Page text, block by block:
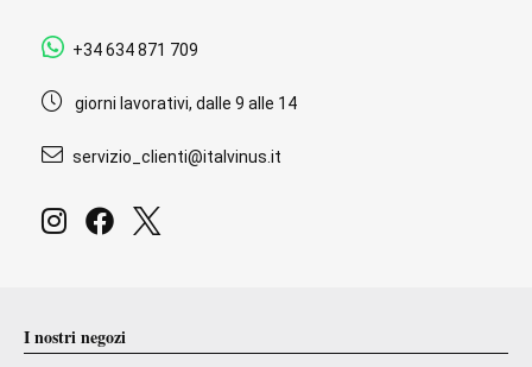
+34 634 871 709
giorni lavorativi, dalle 9 alle 14
servizio_clienti@italvinus.it
I nostri negozi